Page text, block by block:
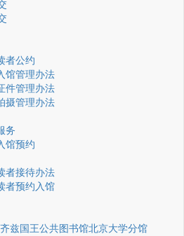
者公约
馆管理办法
件管理办法
摄管理办法
务
馆预约
者接待办法
者预约入馆
兹国王公共图书馆北京大学分馆